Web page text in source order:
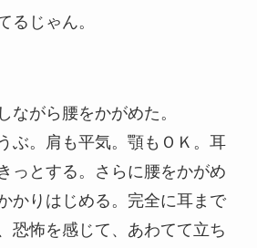
るじゃん。
ながら腰をかがめた。
ぶ。肩も平気。顎もＯＫ。耳
っとする。さらに腰をかがめ
かりはじめる。完全に耳まで
恐怖を感じて、あわてて立ち